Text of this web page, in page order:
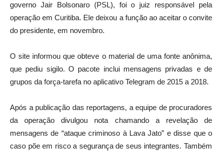
governo Jair Bolsonaro (PSL), foi o juiz responsável pela
operação em Curitiba. Ele deixou a função ao aceitar o convite
do presidente, em novembro.
O site informou que obteve o material de uma fonte anônima,
que pediu sigilo. O pacote inclui mensagens privadas e de
grupos da força-tarefa no aplicativo Telegram de 2015 a 2018.
Após a publicação das reportagens, a equipe de procuradores
da operação divulgou nota chamando a revelação de
mensagens de “ataque criminoso à Lava Jato” e disse que o
caso põe em risco a segurança de seus integrantes. Também